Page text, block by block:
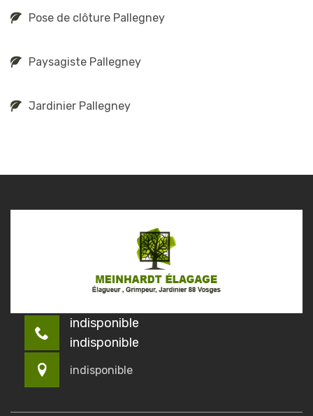
Pose de clôture Pallegney
Paysagiste Pallegney
Jardinier Pallegney
indisponible
indisponible
indisponible